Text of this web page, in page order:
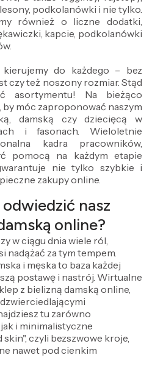
podkolanówki i nie tylko.
również o liczne dodatki,
kapcie, podkolanówki
do każdego – bez
czy też noszony rozmiar. Stąd
asortymentu! Na bieżąco
móc zaproponować naszym
damską czy dziecięcą w
i fasonach. Wieloletnie
kadra pracowników,
pomocą na każdym etapie
nie tylko szybkie i
zakupy online.
nasz
online?
w ciągu dnia wiele ról,
nadążać za tym tempem.
i męska to baza każdej
postawę i nastrój. Wirtualne
z bielizną damską online,
tu zarówno
i minimalistyczne
czyli bezszwowe kroje,
nawet pod cienkim